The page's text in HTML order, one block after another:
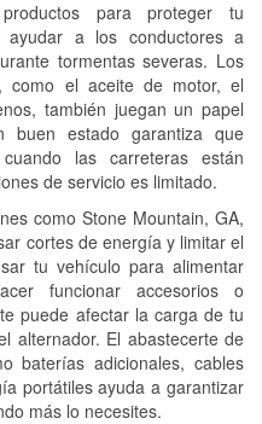
para proteger tu
ayudar a los conductores a
tormentas severas. Los
como el aceite de motor, el
también juegan un papel
buen estado garantiza que
las carreteras están
de servicio es limitado.
como Stone Mountain, GA,
cortes de energía y limitar el
tu vehículo para alimentar
funcionar accesorios o
puede afectar la carga de tu
alternador. El abastecerte de
baterías adicionales, cables
portátiles ayuda a garantizar
más lo necesites.
de faros
de
y discos de